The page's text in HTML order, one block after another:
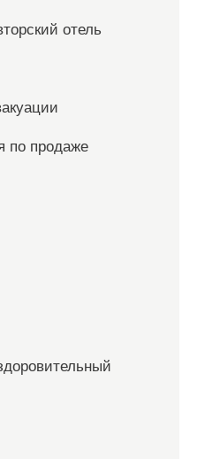
отель
по продаже